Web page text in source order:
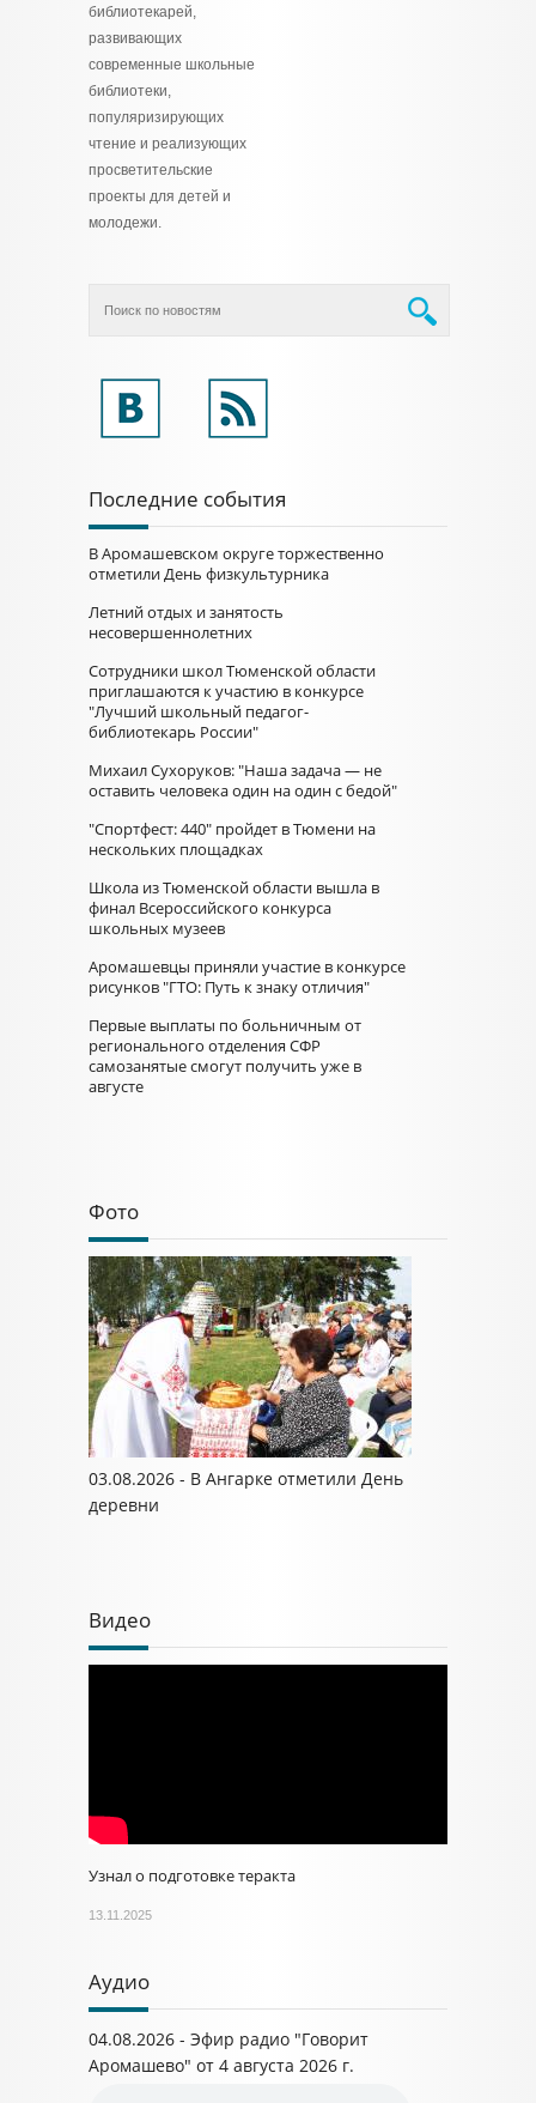
библиотекарей,
развивающих
современные школьные
библиотеки,
популяризирующих
чтение и реализующих
просветительские
проекты для детей и
молодежи.
Последние события
В Аромашевском округе торжественно
отметили День физкультурника
Летний отдых и занятость
несовершеннолетних
Сотрудники школ Тюменской области
приглашаются к участию в конкурсе
"Лучший школьный педагог-
библиотекарь России"
Михаил Сухоруков: "Наша задача — не
оставить человека один на один с бедой"
"Спортфест: 440" пройдет в Тюмени на
нескольких площадках
Школа из Тюменской области вышла в
финал Всероссийского конкурса
школьных музеев
Аромашевцы приняли участие в конкурсе
рисунков "ГТО: Путь к знаку отличия"
Первые выплаты по больничным от
регионального отделения СФР
самозанятые смогут получить уже в
августе
Фото
03.08.2026 - В Ангарке отметили День
деревни
Видео
Узнал о подготовке теракта
13.11.2025
Аудио
04.08.2026 - Эфир радио "Говорит
Аромашево" от 4 августа 2026 г.